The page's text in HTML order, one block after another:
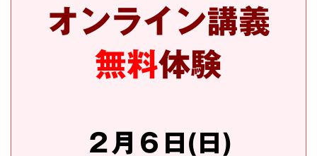
オンライン講義
無料体験
２月６日(日)